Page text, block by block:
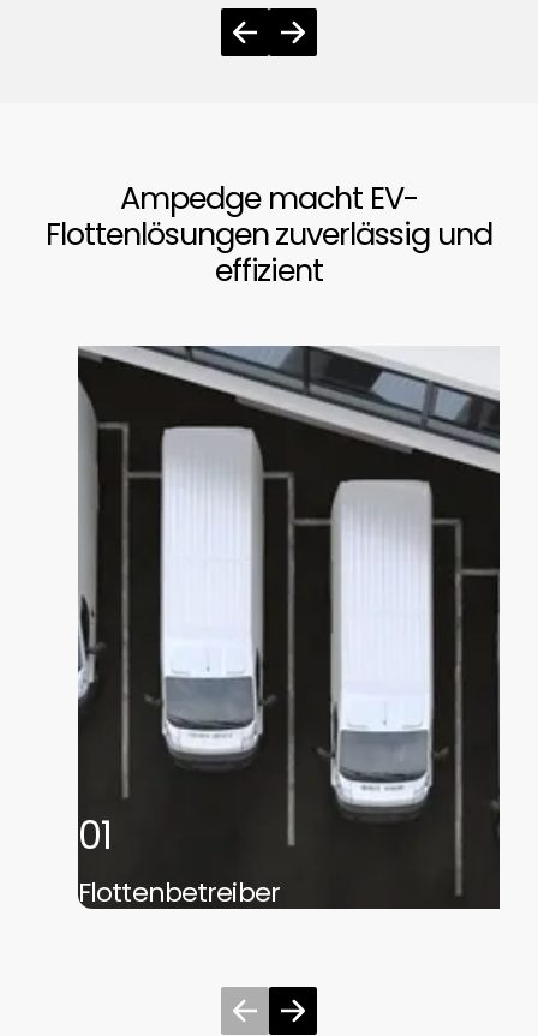
Ampedge macht EV-
Flottenlösungen zuverlässig und
effizient
01
Flottenbetreiber